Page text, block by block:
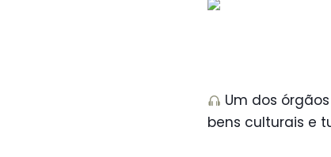
Um dos
bens culturais e